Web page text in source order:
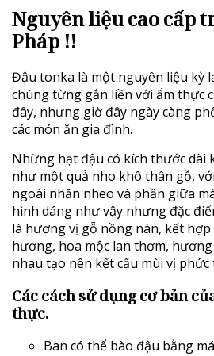
Nguyên liệu cao cấp
Pháp !!
Đậu tonka là một nguyên liệu kỳ
chúng từng gắn liền với ẩm thực
đây, nhưng giờ đây ngày càng
các món ăn gia đình.
Những hạt đậu có kích thước dài
như một quả nho khô thân gỗ,
ngoài nhăn nheo và phần giữa
hình dáng như vậy nhưng đặc
là hương vị gỗ nồng nàn, kết
hương, hoa mộc lan thơm,
nhau tạo nên kết cấu mùi vị phức
Các cách sử dụng cơ bản
thực.
Ban có thể bào đậu bằng